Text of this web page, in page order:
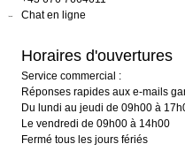
Chat en ligne
Horaires d'ouvertures
Service commercial :
Réponses rapides aux e-mails
Du lundi au jeudi de 09h00 à
Le vendredi de 09h00 à 14h00
Fermé tous les jours fériés